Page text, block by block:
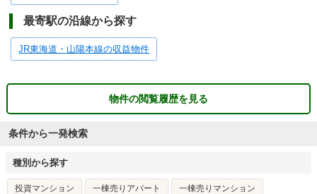
最寄駅の沿線から探す
JR東海道・山陽本線の収益物件
物件の閲覧履歴を見る
条件から一発検索
種別から探す
投資マンション 一棟売りアパート 一棟売りマンション